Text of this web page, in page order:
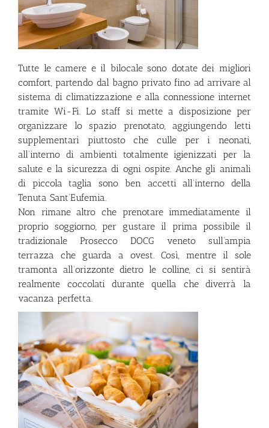
Tutte le camere e il bilocale sono dotate dei migliori
comfort, partendo dal bagno privato fino ad arrivare al
sistema di climatizzazione e alla connessione internet
tramite Wi-Fi. Lo staff si mette a disposizione per
organizzare lo spazio prenotato, aggiungendo letti
supplementari piuttosto che culle per i neonati,
all’interno di ambienti totalmente igienizzati per la
salute e la sicurezza di ogni ospite. Anche gli animali
di piccola taglia sono ben accetti all’interno della
Tenuta Sant’Eufemia.
Non rimane altro che prenotare immediatamente il
proprio soggiorno, per gustare il prima possibile il
tradizionale Prosecco DOCG veneto sull’ampia
terrazza che guarda a ovest. Così, mentre il sole
tramonta all’orizzonte dietro le colline, ci si sentirà
realmente coccolati durante quella che diverrà la
vacanza perfetta.